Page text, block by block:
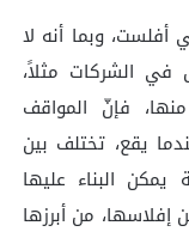
وبما أنه لا
الشركات مثلاً،
فإنّ المواقف
يقع، تختلف بين
البناء عليها
من أبرزها